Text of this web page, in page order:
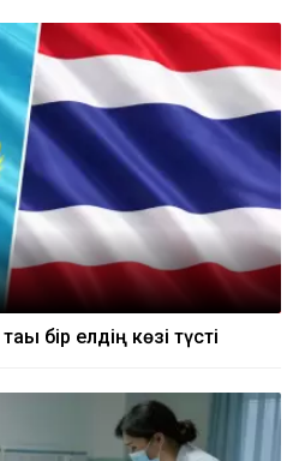
бір елдің көзі түсті